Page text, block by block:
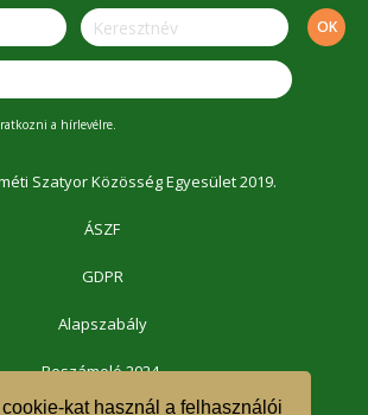
kat használ a felhasználói
a hírlevélre.
Szatyor Közösség Egyesület 2019.
ÁSZF
GDPR
Alapszabály
Beszámoló 2024.